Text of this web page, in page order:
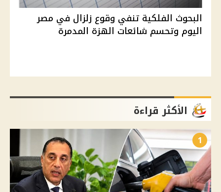
البحوث الفلكية تنفي وقوع زلزال في مصر
اليوم وتحسم شائعات الهزة المدمرة
الأكثر قراءة
1